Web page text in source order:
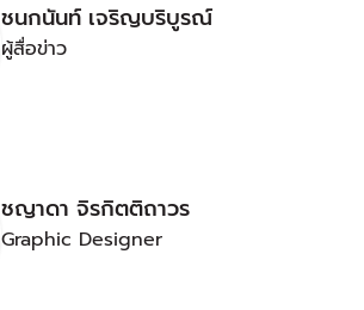
ชนกนันท์ เจริญบริบูรณ์
ผู้สื่อข่าว
ชญาดา จิรกิตติถาวร
Graphic Designer